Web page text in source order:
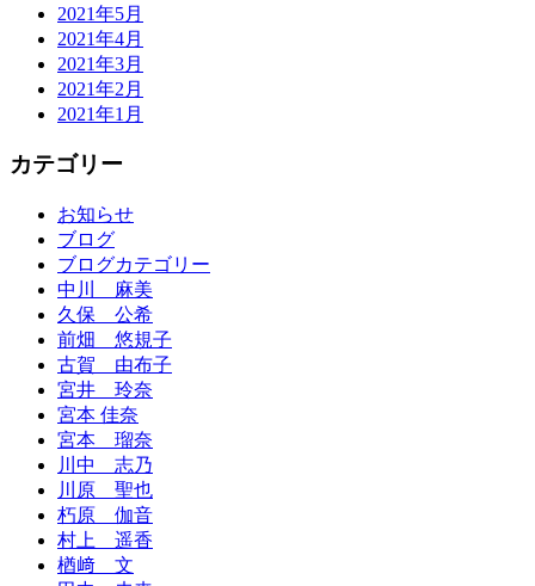
2021年5月
2021年4月
2021年3月
2021年2月
2021年1月
カテゴリー
お知らせ
ブログ
ブログカテゴリー
中川 麻美
久保 公希
前畑 悠規子
古賀 由布子
宮井 玲奈
宮本 佳奈
宮本 瑠奈
川中 志乃
川原 聖也
朽原 伽音
村上 遥香
楢﨑 文